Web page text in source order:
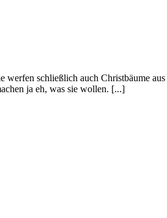
schließlich auch Christbäume
ja eh, was sie wollen. [...]